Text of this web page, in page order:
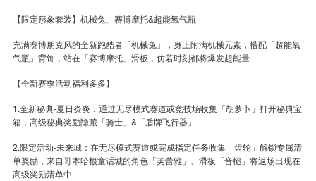
【限定形象套装】机械兔、赛博摩托&超能氧气瓶
充满赛博朋克风的全新跑酷者「机械兔」，身上附满机械元素，搭配「超能氧
气瓶」背饰，站在「赛博摩托」滑板，仿若时刻都将爆发超能量
【全新赛季活动福利多多】
1.全新秘典-夏日炎炎：通过无尽模式赛道或竞技场收集「胡萝卜」打开秘典宝
箱，高级秘典奖励隐藏「骑士」&「盾牌飞行器」
2.限定活动-未来城：在无尽模式赛道或完成指定任务收集「齿轮」解锁专属清
单奖励，来自哥本哈根童话城的角色「芙蕾雅」、滑板「音槌」将返场出现在
高级奖励清单中